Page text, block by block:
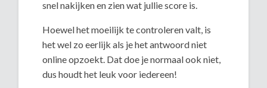
snel nakijken en zien wat jullie score is.
Hoewel het moeilijk te controleren valt, is
het wel zo eerlijk als je het antwoord niet
online opzoekt. Dat doe je normaal ook niet,
dus houdt het leuk voor iedereen!